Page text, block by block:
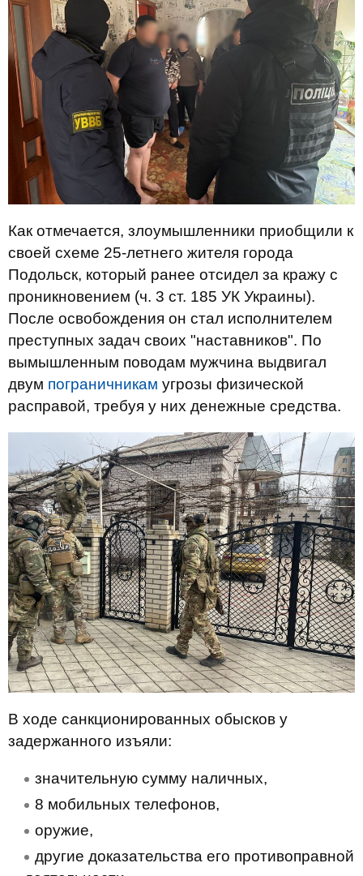
Как отмечается, злоумышленники приобщили к
своей схеме 25-летнего жителя города
Подольск, который ранее отсидел за кражу с
проникновением (ч. 3 ст. 185 УК Украины).
После освобождения он стал исполнителем
преступных задач своих "наставников". По
вымышленным поводам мужчина выдвигал
двум пограничникам угрозы физической
расправой, требуя у них денежные средства.
В ходе санкционированных обысков у
задержанного изъяли:
значительную сумму наличных,
8 мобильных телефонов,
оружие,
другие доказательства его противоправной